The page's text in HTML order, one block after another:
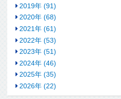
2019年 (91)
2020年 (68)
2021年 (61)
2022年 (53)
2023年 (51)
2024年 (46)
2025年 (35)
2026年 (22)